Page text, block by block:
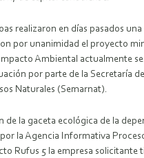
realizaron en días pasados una
por unanimidad el proyecto
Ambiental actualmente se
por parte de la Secretaría
Naturales (Semarnat).
de la gaceta ecológica de la
la Agencia Informativa
Rufus 5 la empresa solicitante